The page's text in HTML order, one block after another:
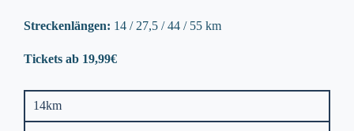
Streckenlängen: 14 / 27,5 / 44 / 55 km
Tickets ab 19,99€
14km